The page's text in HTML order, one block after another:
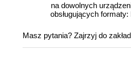
na dowolnych
obsługujących
Masz pytania? Zajrzyj do